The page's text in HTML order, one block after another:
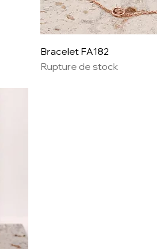
Bracelet FA182
Rupture de stock